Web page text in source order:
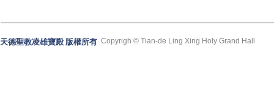
天德聖教凌雄寶殿 版權所有 Copyrigh © Tian-de Ling Xing Holy Grand Hall